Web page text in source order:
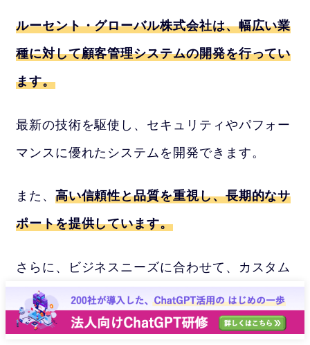
ルーセント・グローバル株式会社は、幅広い業
種に対して顧客管理システムの開発を行ってい
ます。
最新の技術を駆使し、セキュリティやパフォー
マンスに優れたシステムを開発できます。
また、 高い信頼性と品質を重視し、長期的なサ
ポートを提供しています。
さらに、ビジネスニーズに合わせて、カスタム
開発をしたり、既存システムの統合をすること
ができます。